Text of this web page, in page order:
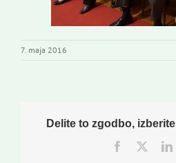
7. maja 2016
Delite to zgodbo,
Facebook
Twitter